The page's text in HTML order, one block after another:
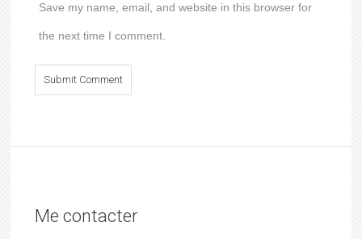
Save my name, email, and website in this browser for
the next time I comment.
Me contacter